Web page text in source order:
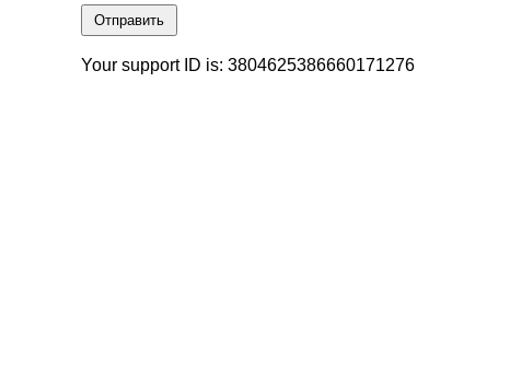
Отправить
Your support ID is: 3804625386660171276